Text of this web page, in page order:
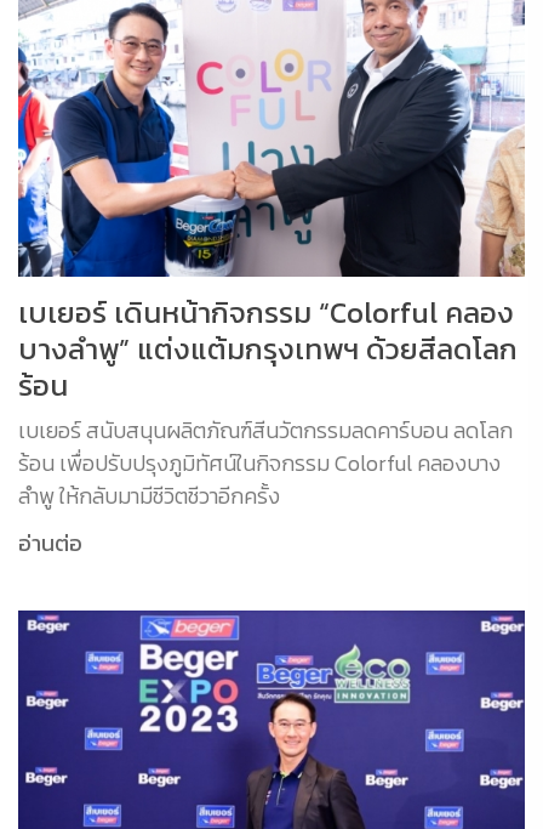
เบเยอร์ เดินหน้ากิจกรรม “Colorful คลอง
บางลำพู” แต่งแต้มกรุงเทพฯ ด้วยสีลดโลก
ร้อน
เบเยอร์ สนับสนุนผลิตภัณฑ์สีนวัตกรรมลดคาร์บอน ลดโลก
ร้อน เพื่อปรับปรุงภูมิทัศน์ในกิจกรรม Colorful คลองบาง
ลำพู ให้กลับมามีชีวิตชีวาอีกครั้ง
อ่านต่อ